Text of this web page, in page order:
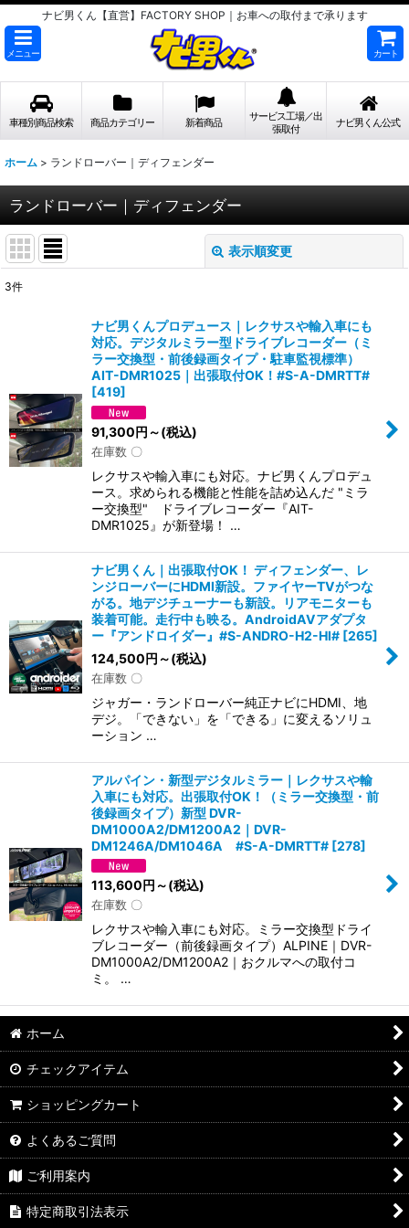
ナビ男くん【直営】FACTORY SHOP｜お車への取付まで承ります
メニュー カート
車種別商品検索 商品カテゴリー 新着商品
サービス工場／出
張取付
ナビ男くん公式
ホーム > ランドローバー｜ディフェンダー
ランドローバー｜ディフェンダー
表示順変更
3件
ナビ男くんプロデュース｜レクサスや輸入車にも
対応。デジタルミラー型ドライブレコーダー（ミ
ラー交換型・前後録画タイプ・駐車監視標準）
AIT-DMR1025｜出張取付OK！#S-A-DMRTT#
[419]
91,300円 ～(税込)
在庫数 〇
レクサスや輸入車にも対応。ナビ男くんプロデュ
ース。求められる機能と性能を詰め込んだ "ミラ
ー交換型" ドライブレコーダー『AIT-
DMR1025』が新登場！ …
ナビ男くん｜出張取付OK！ ディフェンダー、レ
ンジローバーにHDMI新設。ファイヤーTVがつな
がる。地デジチューナーも新設。リアモニターも
装着可能。走行中も映る。AndroidAVアダプタ
ー『アンドロイダー』#S-ANDRO-H2-HI# [265]
124,500円 ～(税込)
在庫数 〇
ジャガー・ランドローバー純正ナビにHDMI、地
デジ。「できない」を「できる」に変えるソリュ
ーション …
アルパイン・新型デジタルミラー｜レクサスや輸
入車にも対応。出張取付OK！（ミラー交換型・前
後録画タイプ）新型 DVR-
DM1000A2/DM1200A2｜DVR-
DM1246A/DM1046A #S-A-DMRTT# [278]
113,600円 ～(税込)
在庫数 〇
レクサスや輸入車にも対応。ミラー交換型ドライ
ブレコーダー（前後録画タイプ）ALPINE｜DVR-
DM1000A2/DM1200A2｜おクルマへの取付コ
ミ。 …
ホーム
チェックアイテム
ショッピングカート
よくあるご質問
ご利用案内
特定商取引法表示